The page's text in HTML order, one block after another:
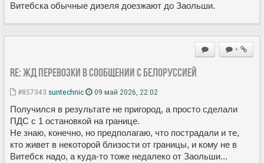
Витебска обычные дизеля доезжают до Заольши.
+
Re: ЖД перевозки в сообщении с Белоруссией
#857343 suntechnic 09 май 2026, 22:02
Получился в результате не пригород, а просто сделали
ПДС с 1 остановкой на границе.
Не знаю, конечно, но предполагаю, что пострадали и те,
кто живет в некоторой близости от границы, и кому не в
Витебск надо, а куда-то тоже недалеко от Заольши...